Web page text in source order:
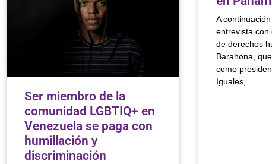
Ser miembro de la
comunidad LGBTIQ+ en
Venezuela se paga con
humillación y
discriminación
A
entrevista con
de derechos
Barahona,
como
Iguales,